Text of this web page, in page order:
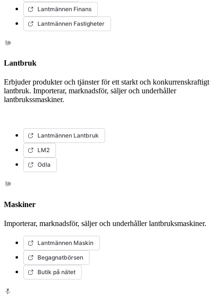
Lantmännen Finans
Lantmännen Fastigheter
Lantbruk
Erbjuder produkter och tjänster för ett starkt och konkurrenskraftigt
lantbruk. Importerar, marknadsför, säljer och underhåller
lantbrukssmaskiner.
Lantmännen Lantbruk
LM2
Odla
Maskiner
Importerar, marknadsför, säljer och underhåller lantbruksmaskiner.
Lantmännen Maskin
Begagnatbörsen
Butik på nätet